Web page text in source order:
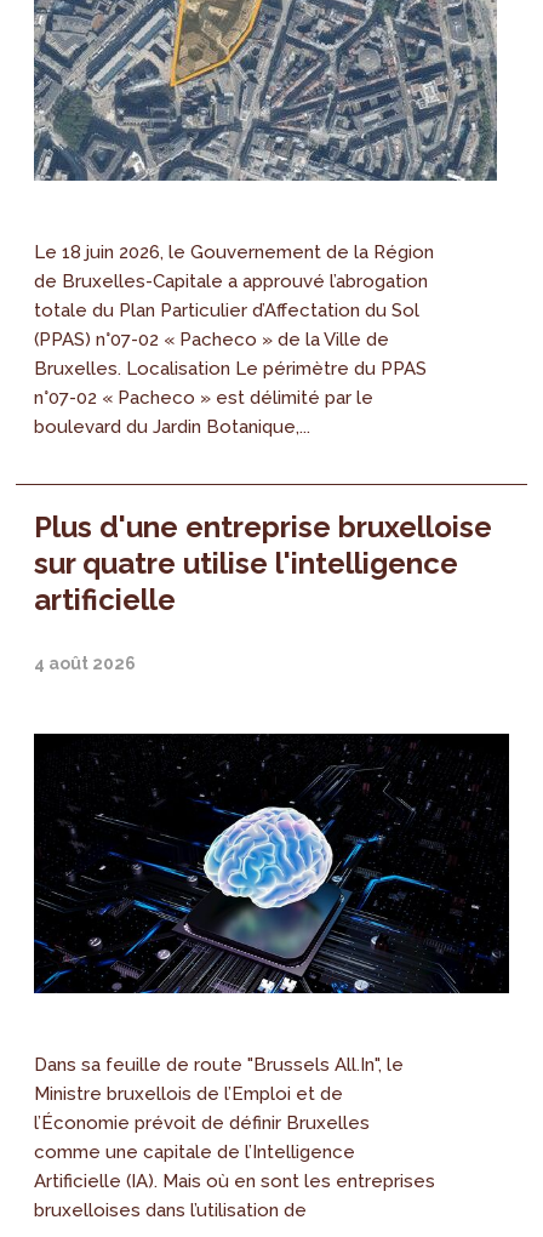
Le 18 juin 2026, le Gouvernement de la Région
de Bruxelles-Capitale a approuvé l’abrogation
totale du Plan Particulier d’Affectation du Sol
(PPAS) n°07-02 « Pacheco » de la Ville de
Bruxelles. Localisation Le périmètre du PPAS
n°07-02 « Pacheco » est délimité par le
boulevard du Jardin Botanique,...
Plus d'une entreprise bruxelloise
sur quatre utilise l'intelligence
artificielle
4 août 2026
Dans sa feuille de route "Brussels All.In", le
Ministre bruxellois de l’Emploi et de
l’Économie prévoit de définir Bruxelles
comme une capitale de l’Intelligence
Artificielle (IA). Mais où en sont les entreprises
bruxelloises dans l’utilisation de